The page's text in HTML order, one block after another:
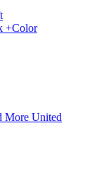
+Color
More United